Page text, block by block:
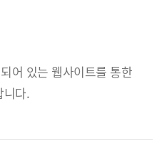
어 있는 웹사이트를 통한
니다.